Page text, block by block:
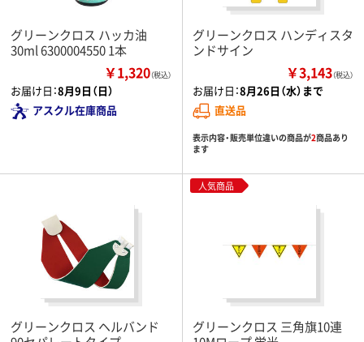
グリーンクロス ハッカ油
30ml 6300004550 1本
￥1,320（税込）
お届け日：8月9日（日）
アスクル在庫商品
グリーンクロス ハンディスタ
ンドサイン
￥3,143（税込）
お届け日：8月26日（水）まで
直送品
表示内容・販売単位違いの商品が2商品あり
ます
グリーンクロス ヘルバンド
人気商品
グリーンクロス 三角旗10連